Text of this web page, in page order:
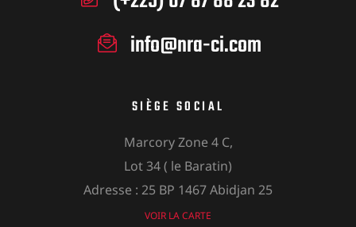
info@nra-ci.com
SIÈGE SOCIAL
Marcory Zone 4 C,
Lot 34 ( le Baratin)
Adresse : 25 BP 1467 Abidjan 25
VOIR LA CARTE